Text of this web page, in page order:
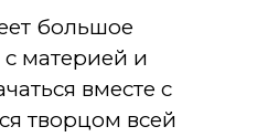
большое
материей и
вместе с
творцом всей